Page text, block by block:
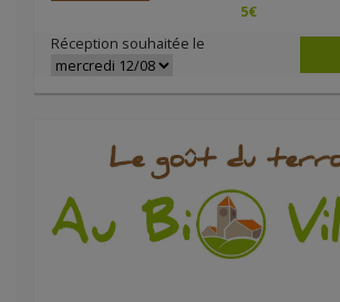
5€
Réception souhaitée le